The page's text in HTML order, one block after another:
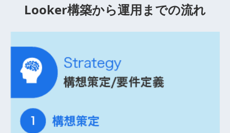
Looker構築から運用までの流れ